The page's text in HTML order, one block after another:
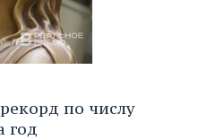
по числу
год